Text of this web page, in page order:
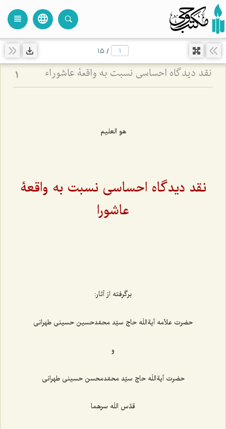
language
view_headline
/
15
نقد دیدگاه احساسی نسبت به واقعۀ عاشوراء 1
هو العلیم
نقد دیدگاه احساسی نسبت به واقعۀ
عاشورا
برگرفته از آثار:
حضرت علاّمه آیةاللَه حاج سیّد محمّدحسین حسینی طهرانی
و
حضرت آیةاللَه حاج سیّد محمّدمحسن حسینی طهرانی
قدّس اللَه سرهما